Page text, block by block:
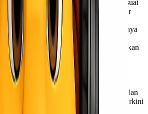
menyediakan kontainer yang sesuai
pemuatan barang ke dalam kontainer
pengirim.
Transportasi: Meskipun fokus utamanya
EMKL juga dapat membantu dalam
transportasi lain (darat) untuk mengantarkan
pengirim ke pelabuhan, atau dari
ke gudang penerima (layanan
Barang:
Beberapa EMKL
pelacakan untuk memantau posisi dan
perjalanan, memberikan informasi terkini